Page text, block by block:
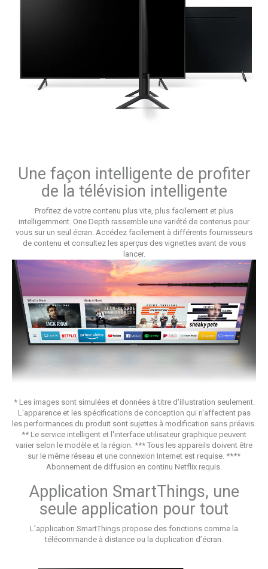
Une façon intelligente de profiter
de la télévision intelligente
Profitez de votre contenu plus vite, plus facilement et plus
intelligemment. One Depth rassemble une variété de contenus pour
vous sur un seul écran. Accédez facilement à différents fournisseurs
de contenu et consultez les aperçus des vignettes avant de vous
lancer.
* Les images sont simulées et données à titre d'illustration seulement.
L'apparence et les spécifications de conception qui n'affectent pas
les performances du produit sont sujettes à modification sans préavis.
** Le service intelligent et l'interface utilisateur graphique peuvent
varier selon le modèle et la région. *** Tous les appareils doivent être
sur le même réseau et une connexion Internet est requise. ****
Abonnement de diffusion en continu Netflix requis.
Application SmartThings, une
seule application pour tout
L’application SmartThings propose des fonctions comme la
télécommande à distance ou la duplication d’écran.